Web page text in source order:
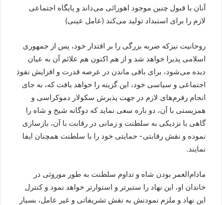
آنان با قبول چنین موجود اهورائی می‌داند و پایگاه اجتماعی
لازم را برای استبداد تولید می‌کند (عامل عینی)
روحانیت نیزکه ضربه بزرگی را بر اقتدار خود، پس از جمهوری
اسلامی پذیرا خواهد شد و از هم اکنون هم علائم آن به عیان
دیده می‌شود، برای باقی ماندن در عرصه قدرت و افزایش نفوذ
اجتماعی و سیاسی خود، این گزینه را خواهد یافت که، به جای
انجام رفرم‌های لازم در جهت پذیرش سکولار دموکراسی و
همزیستی با آن، دو باره سعی نماید که دوگانه شیخ و شاه را
گاهی با نزدیکی به سلطنت و زمانی در رقابت با آن، بازسازی
نموده و نقش رقابتی- حمایتی خود را با سلطنت همچنان ایفا
نمایند.
مادام‌العمر بودن شاه و تداوم سلطنت به طور موروثی در
خاندان او، این نهاد را ستبرتر و استوارتر خواهد نمود و کنترل
این نهاد و ملزم نمودنش به نقش تشریفاتی و غیر عامل، بسیار